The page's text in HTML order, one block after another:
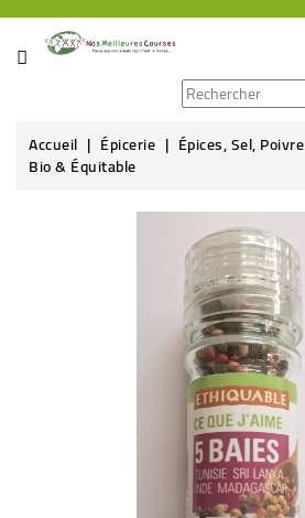
CATÉGORIE
ÉPICERIE
Accueil Épicerie Épices, Sel, Poivre
Bio & Équitable